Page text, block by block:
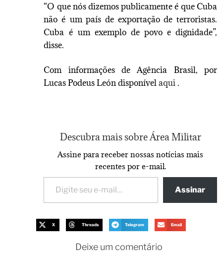
“O que nós dizemos publicamente é que Cuba
não é um país de exportação de terroristas.
Cuba é um exemplo de povo e dignidade”,
disse.
Com informações de Agência Brasil, por
Lucas Podeus León disponívelaqui .
Descubra mais sobre Área Militar
Assine para receber nossas notícias mais
recentes por e-mail.
Assinar
X Threads Telegram Email
Deixe um comentário